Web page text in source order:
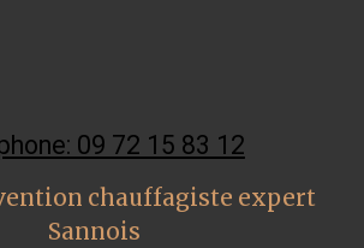
09 72 15 83 12
chauffagiste expert
Sannois